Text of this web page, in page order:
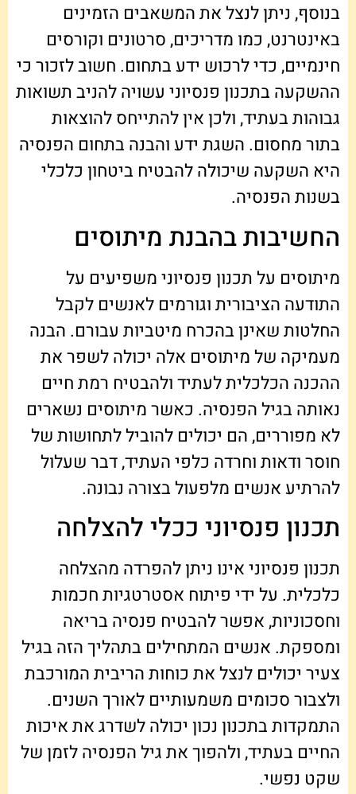
בנוסף, ניתן לנצל את המשאבים הזמינים
באינטרנט, כמו מדריכים, סרטונים וקורסים
חינמיים, כדי לרכוש ידע בתחום. חשוב לזכור כי
ההשקעה בתכנון פנסיוני עשויה להניב תשואות
גבוהות בעתיד, ולכן אין להתייחס להוצאות
בתור מחסום. השגת ידע והבנה בתחום הפנסיה
היא השקעה שיכולה להבטיח ביטחון כלכלי
בשנות הפנסיה.
החשיבות בהבנת מיתוסים
מיתוסים על תכנון פנסיוני משפיעים על
התודעה הציבורית וגורמים לאנשים לקבל
החלטות שאינן בהכרח מיטביות עבורם. הבנה
מעמיקה של מיתוסים אלה יכולה לשפר את
ההכנה הכלכלית לעתיד ולהבטיח רמת חיים
נאותה בגיל הפנסיה. כאשר מיתוסים נשארים
לא מפוררים, הם יכולים להוביל לתחושות של
חוסר ודאות וחרדה כלפי העתיד, דבר שעלול
להרתיע אנשים מלפעול בצורה נבונה.
תכנון פנסיוני ככלי להצלחה
תכנון פנסיוני אינו ניתן להפרדה מהצלחה
כלכלית. על ידי פיתוח אסטרטגיות חכמות
וחסכוניות, אפשר להבטיח פנסיה בריאה
ומספקת. אנשים המתחילים בתהליך הזה בגיל
צעיר יכולים לנצל את כוחות הריבית המורכבת
ולצבור סכומים משמעותיים לאורך השנים.
התמקדות בתכנון נכון יכולה לשדרג את איכות
החיים בעתיד, ולהפוך את גיל הפנסיה לזמן של
שקט נפשי.